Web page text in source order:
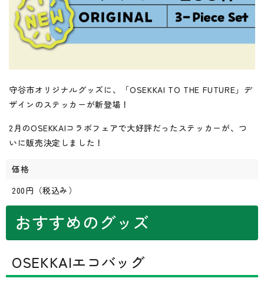
守谷市オリジナルグッズに、「OSEKKAI TO THE FUTURE」デ
ザインのステッカーが新登場！
2月のOSEKKAIコラボフェアで大好評だったステッカーが、つ
いに販売決定しました！
価格
200円（税込み）
おすすめのグッズ
OSEKKAIエコバッグ